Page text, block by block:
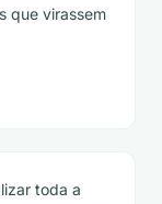
que virassem
toda a